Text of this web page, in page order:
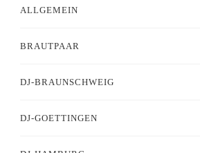
ALLGEMEIN
BRAUTPAAR
DJ-BRAUNSCHWEIG
DJ-GOETTINGEN